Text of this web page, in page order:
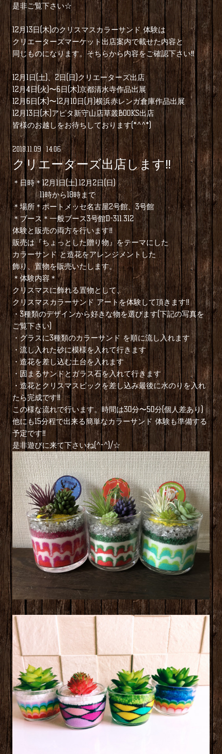
是非ご覧下さい☆
12月13日(木)のクリスマスカラーサンド 体験は
クリエーターズマーケット出店案内で載せた内容と
同じものになります。そちらから内容をご確認下さい‼︎
12月1日(土)、2日(日)クリエーターズ出店
12月4日(火)〜6日(木)京都清水寺作品出展
12月6日(木)〜12月10日(月)横浜赤レンガ倉庫作品出展
12月13日(木)アピタ新守山店草叢BOOKS出店
皆様のお越しをお待ちしております(*^^*)
2018.11 09 14:06
クリエーターズ出店します‼︎
＊日時＊12月1日(土).12月2日(日)
11時から18時まで
＊場所＊ポートメッセ名古屋2号館、3号館
＊ブース＊一般ブース3号館D-311.312
体験と販売の両方を行います‼︎
販売は『ちょっとした贈り物』をテーマにした
カラーサンド と造花をアレンジメントした
飾り、置物を販売いたします。
＊体験内容＊
クリスマスに飾れる置物として、
クリスマスカラーサンド アートを体験して頂きます‼︎
・3種類のデザインから好きな物を選びます(下記の写真を
ご覧下さい)
・グラスに3種類のカラーサンド を順に流し入れます
・流し入れた砂に模様を入れて行きます
・造花を差し込む土台を入れます
・固まるサンドとガラス石を入れて行きます
・造花とクリスマスピックを差し込み最後に水のりを入れ
たら完成です‼︎
この様な流れで行います。時間は30分〜50分(個人差あり)
他にも15分程で出来る簡単なカラーサンド 体験も準備する
予定です‼︎
是非遊びに来て下さいね(^-^)/☆